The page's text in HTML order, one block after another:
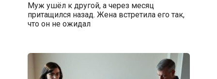
Муж ушёл к другой, а через месяц
притащился назад. Жена встретила его так,
что он не ожидал